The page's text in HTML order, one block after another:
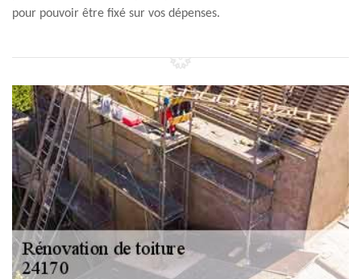
pour pouvoir être fixé sur vos dépenses.